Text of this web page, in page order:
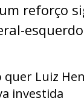
reforço
quer Luiz
investida